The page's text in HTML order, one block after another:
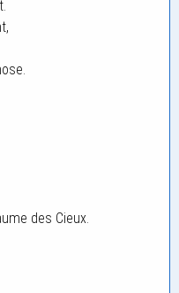
des Cieux.